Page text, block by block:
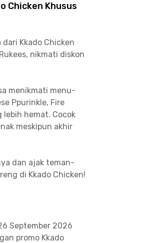
Chicken Khusus
Kkado Chicken
nikmati diskon
menikmati menu-
Ppurinkle, Fire
lebih hemat. Cocok
meskipun akhir
dan ajak teman-
di Kkado Chicken!
September 2026
promo Kkado